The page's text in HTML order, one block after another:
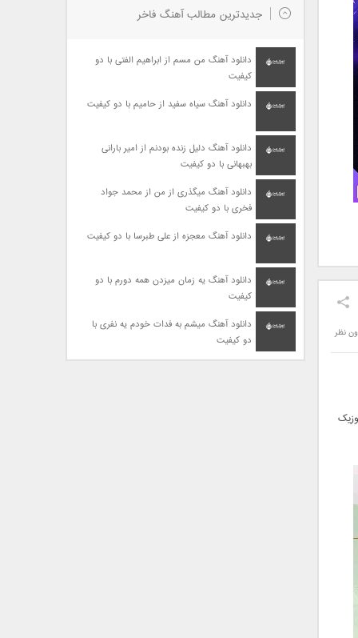
نظر
جدیدترین مطالب آهنگ فاخر
دانلود آهنگ من مسم از ابراهیم الفتی با دو
کیفیت
دانلود آهنگ سیاه سفید از حامیم با دو کیفیت
دانلود آهنگ دلیل زنده بودنم از امیر بارانی
بهبهانی با دو کیفیت
دانلود آهنگ میگذری از من از محمد جواد
فخری با دو کیفیت
دانلود آهنگ معجزه از علی طبرسا با دو کیفیت
دانلود آهنگ یه زمان میزدن همه دورم با دو
کیفیت
دانلود آهنگ میشم به فدات خودم یه نفری با
دو کیفیت